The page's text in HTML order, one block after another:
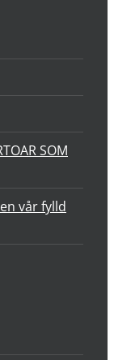
SOM
vår fylld